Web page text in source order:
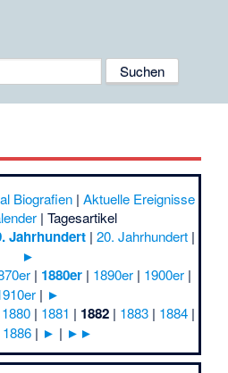
Biografien | Aktuelle Ereignisse
| Tagesartikel
Jahrhundert| 20. Jahrhundert|
►
| 1880er | 1890er | 1900er |
| ►
1880| 1881 | 1882| 1883| 1884|
1886| ► | ►►